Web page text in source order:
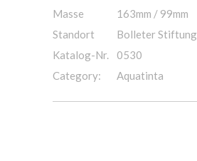
Masse
163mm / 99mm
Standort
Bolleter Stiftung
Katalog-Nr.
0530
Category:
Aquatinta